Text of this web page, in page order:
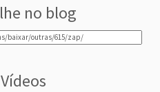
no blog